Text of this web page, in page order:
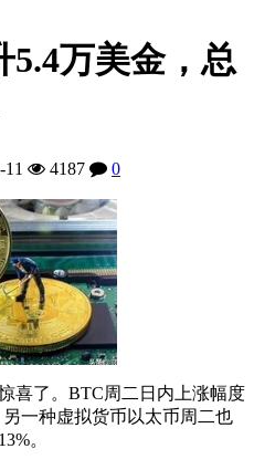
5.4万美金，总
11 4187 0
喜了。BTC周二日内上涨幅度
一种虚拟货币以太币周二也
。